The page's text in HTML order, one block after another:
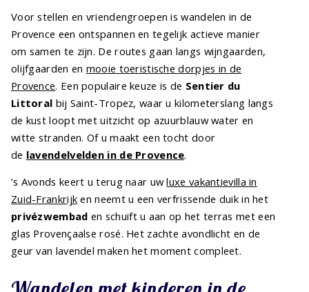
Voor stellen en vriendengroepen is wandelen in de
Provence een ontspannen en tegelijk actieve manier
om samen te zijn. De routes gaan langs wijngaarden,
olijfgaarden en mooie toeristische dorpjes in de
Provence. Een populaire keuze is de Sentier du
Littoral bij Saint-Tropez, waar u kilometerslang langs
de kust loopt met uitzicht op azuurblauw water en
witte stranden. Of u maakt een tocht door
de lavendelvelden in de Provence.
’s Avonds keert u terug naar uwluxe vakantievilla in
Zuid-Frankrijk en neemt u een verfrissende duik in het
privézwembad en schuift u aan op het terras met een
glas Provençaalse rosé. Het zachte avondlicht en de
geur van lavendel maken het moment compleet.